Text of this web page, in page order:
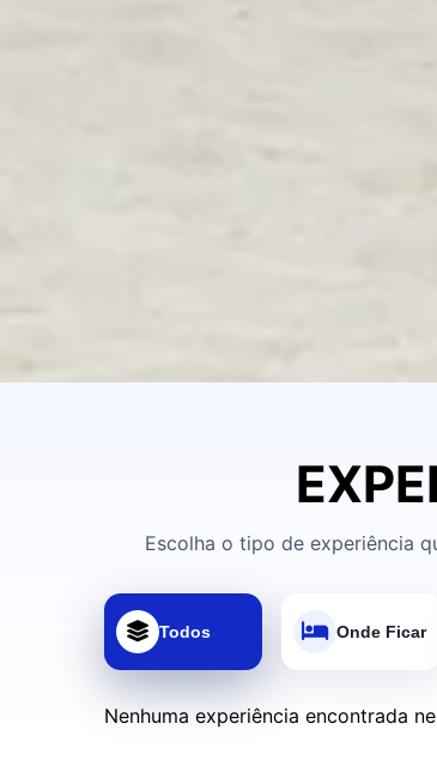
Escolha o tipo de experiência
Todos Onde Ficar
Nenhuma experiência encontrada